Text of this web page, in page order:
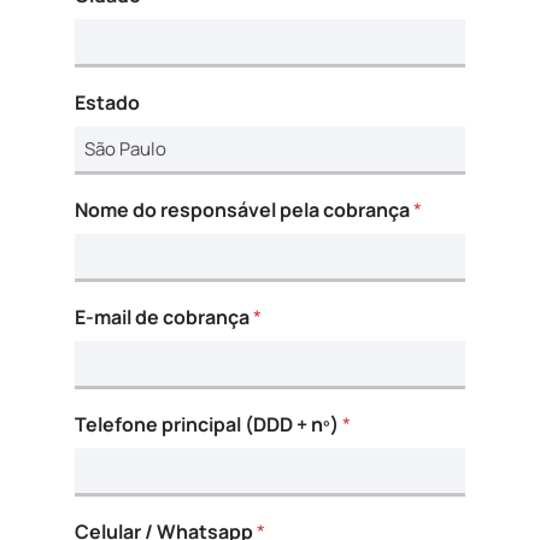
Estado
Nome do responsável pela cobrança*
E-mail de cobrança*
Telefone principal (DDD + nº) *
Celular / Whatsapp*